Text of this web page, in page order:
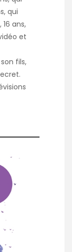
qui
ans,
et
fils,